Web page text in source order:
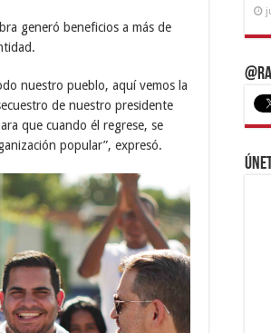
generó beneficios a más de
nuestro pueblo, aquí vemos la
de nuestro presidente
que cuando él regrese, se
popular”, expresó.